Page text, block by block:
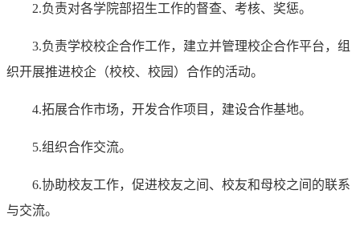
2.负责对各学院部招生工作的督查、考核、奖惩。
3.负责学校校企合作工作，建立并管理校企合作平台，组
织开展推进校企（校校、校园）合作的活动。
4.拓展合作市场，开发合作项目，建设合作基地。
5.组织合作交流。
6.协助校友工作，促进校友之间、校友和母校之间的联系
与交流。